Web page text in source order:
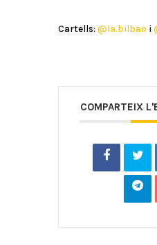
Cartells: @la.bilbao i
COMPARTEIX